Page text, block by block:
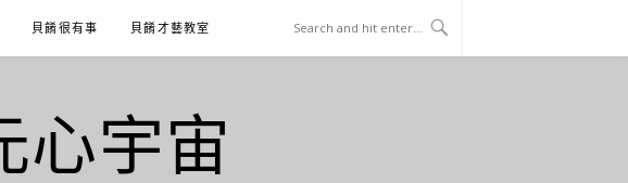
貝餚很有事 貝餚才藝教室
心宇宙